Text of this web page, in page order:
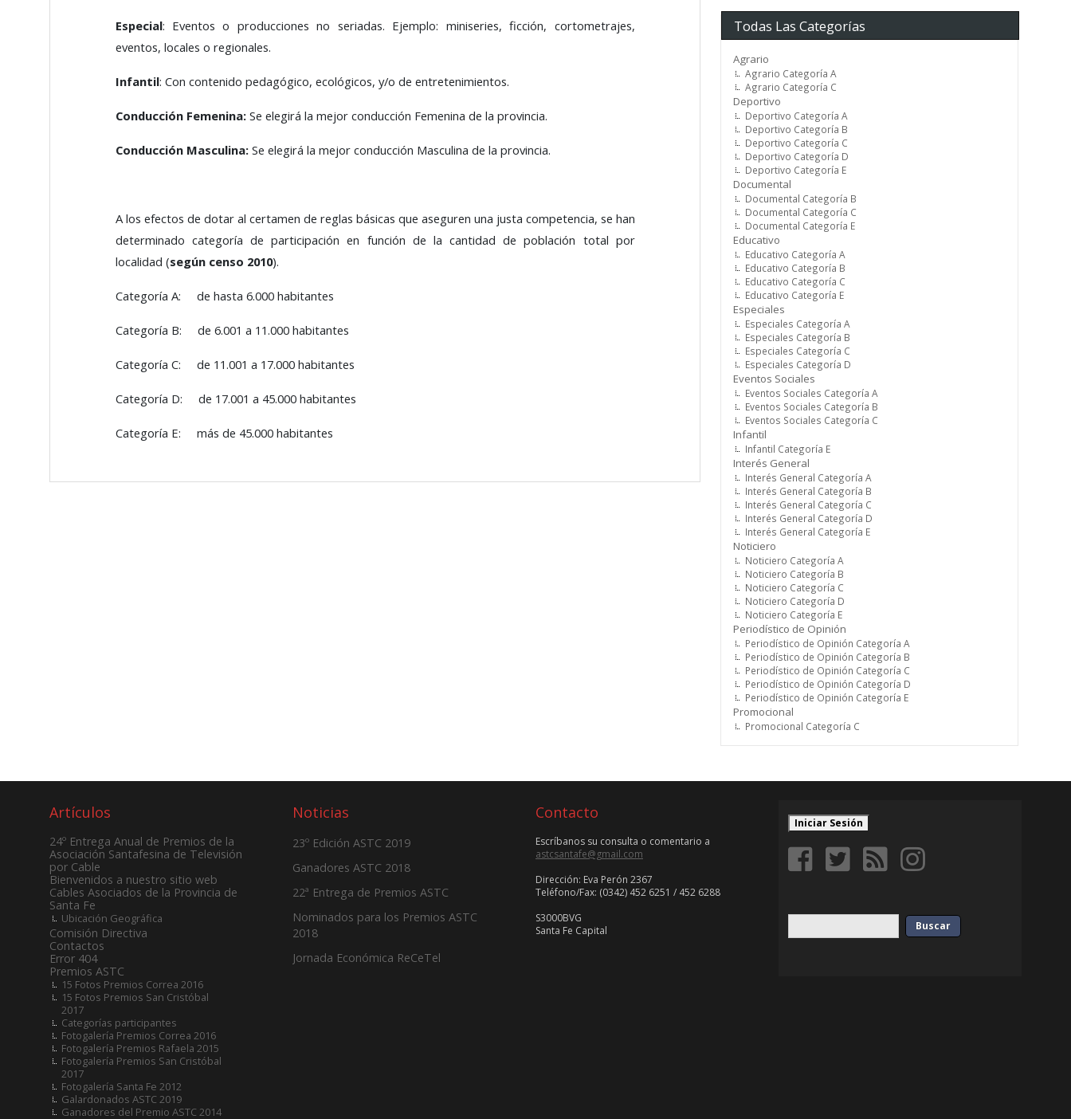
Especial: Eventos o producciones no seriadas. Ejemplo: miniseries, ficción, cortometrajes,
eventos, locales o regionales.
Infantil: Con contenido pedagógico, ecológicos, y/o de entretenimientos.
Conducción Femenina: Se elegirá la mejor conducción Femenina de la provincia.
Conducción Masculina: Se elegirá la mejor conducción Masculina de la provincia.
A los efectos de dotar al certamen de reglas básicas que aseguren una justa competencia, se han
determinado categoría de participación en función de la cantidad de población total por
localidad (según censo 2010).
Categoría A: de hasta 6.000 habitantes
Categoría B: de 6.001 a 11.000 habitantes
Categoría C: de 11.001 a 17.000 habitantes
Categoría D: de 17.001 a 45.000 habitantes
Categoría E: más de 45.000 habitantes
Todas Las Categorías
Agrario
Agrario Categoría A
Agrario Categoría C
Deportivo
Deportivo Categoría A
Deportivo Categoría B
Deportivo Categoría C
Deportivo Categoría D
Deportivo Categoría E
Documental
Documental Categoría B
Documental Categoría C
Documental Categoría E
Educativo
Educativo Categoría A
Educativo Categoría B
Educativo Categoría C
Educativo Categoría E
Especiales
Especiales Categoría A
Especiales Categoría B
Especiales Categoría C
Especiales Categoría D
Eventos Sociales
Eventos Sociales Categoría A
Eventos Sociales Categoría B
Eventos Sociales Categoría C
Infantil
Infantil Categoría E
Interés General
Interés General Categoría A
Interés General Categoría B
Interés General Categoría C
Interés General Categoría D
Interés General Categoría E
Noticiero
Noticiero Categoría A
Noticiero Categoría B
Noticiero Categoría C
Noticiero Categoría D
Noticiero Categoría E
Periodístico de Opinión
Periodístico de Opinión Categoría A
Periodístico de Opinión Categoría B
Periodístico de Opinión Categoría C
Periodístico de Opinión Categoría D
Periodístico de Opinión Categoría E
Promocional
Promocional Categoría C
Artículos
24º Entrega Anual de Premios de la
Asociación Santafesina de Televisión
por Cable
Bienvenidos a nuestro sitio web
Cables Asociados de la Provincia de
Santa Fe
Ubicación Geográfica
Comisión Directiva
Contactos
Error 404
Premios ASTC
15 Fotos Premios Correa 2016
15 Fotos Premios San Cristóbal
2017
Categorías participantes
Fotogalería Premios Correa 2016
Fotogalería Premios Rafaela 2015
Fotogalería Premios San Cristóbal
2017
Fotogalería Santa Fe 2012
Galardonados ASTC 2019
Ganadores del Premio ASTC 2014
Noticias
23º Edición ASTC 2019
Ganadores ASTC 2018
22ª Entrega de Premios ASTC
Nominados para los Premios ASTC
2018
Jornada Económica ReCeTel
Contacto
Escríbanos su consulta o comentario a
astcsantafe@gmail.com
Dirección: Eva Perón 2367
Teléfono/Fax: (0342) 452 6251 / 452 6288
S3000BVG
Santa Fe Capital
Iniciar Sesión